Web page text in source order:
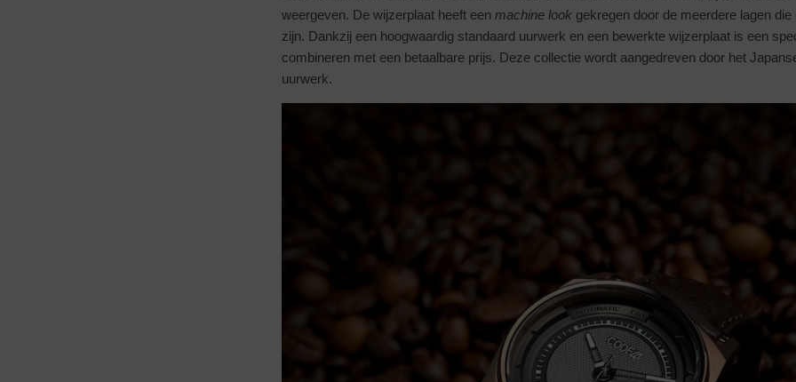
weergeven. De wijzerplaat heeft een machine look gekregen door de meerdere lagen die
zijn. Dankzij een hoogwaardig standaard uurwerk en een bewerkte wijzerplaat is een
combineren met een betaalbare prijs. Deze collectie wordt aangedreven door het
uurwerk.